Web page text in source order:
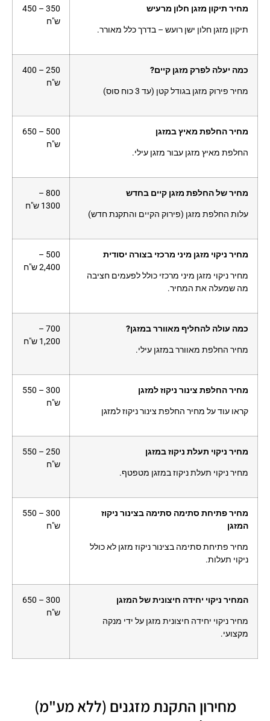
מחיר תיקון מזגן חלון מרעיש
תיקון מזגן חלון ישן רועש – בדרך כלל מאורר.
350 – 450
ש"ח
כמה יעלה לפרק מזגן קיים?
מחיר פירוק מזגן בגודל קטן (עד 3 כוח סוס)
250 – 400
ש"ח
מחיר החלפת מאיץ במזגן
החלפת מאיץ מזגן עבור מזגן עילי.
500 – 650
ש"ח
מחיר של החלפת מזגן קיים בחדש
עלות החלפת מזגן (פירוק הקיים והתקנת חדש)
800 –
1300 ש"ח
מחיר ניקוי מזגן מיני מרכזי בצורה יסודית
מחיר ניקוי מזגן מיני מרכזי כולל לפעמים חציבה
מה שמעלה את המחיר.
500 –
2,400 ש"ח
כמה עולה להחליף מאוורר במזגן?
מחיר החלפת מאוורר במזגן עילי.
700 –
1,200 ש"ח
מחיר החלפת צינור ניקוז למזגן
קראו עוד על מחיר החלפת צינור ניקוז למזגן
300 – 550
ש"ח
מחיר ניקוי תעלת ניקוז במזגן
מחיר ניקוי תעלת ניקוז במזגן מטפטף.
250 – 550
ש"ח
מחיר פתיחת סתימה סתימה בצינור ניקוז
המזגן
מחיר פתיחת סתימה בצינור ניקוז מזגן לא כולל
ניקוי תעלות.
300 – 550
ש"ח
המחיר ניקוי יחידה חיצונית של המזגן
מחיר ניקוי יחידה חיצונית מזגן על ידי מנקה
מקצועי.
300 – 650
ש"ח
מחירון התקנת מזגנים (ללא מע"מ)